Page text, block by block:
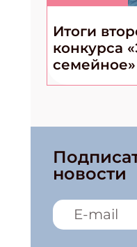
Итоги
конкурса
семейное»
новости